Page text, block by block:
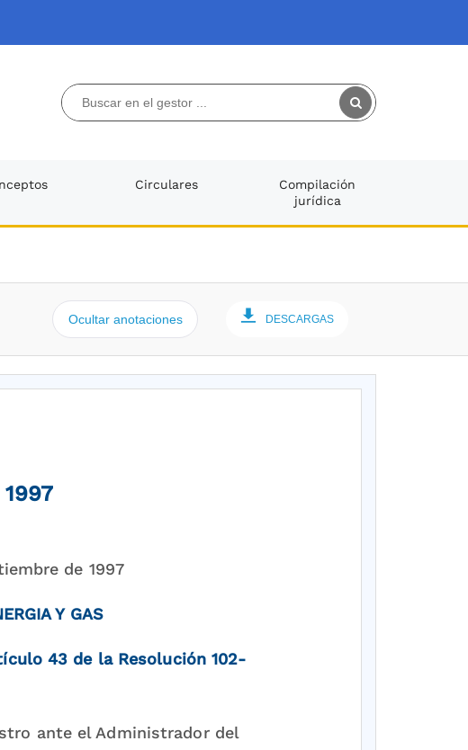
Circulares
Compilación
jurídica
Ocultar anotaciones DESCARGAS
1997
de 1997
Y GAS
43 de la Resolución 102-
ante el Administrador del